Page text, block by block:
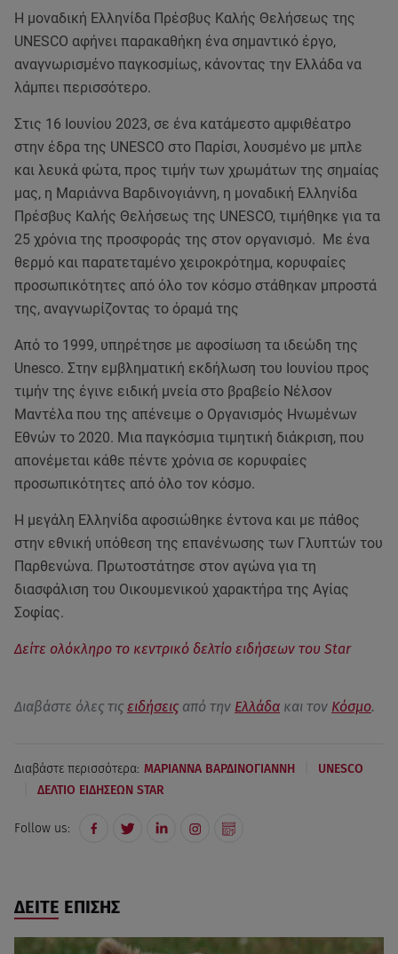
Η μοναδική Ελληνίδα Πρέσβυς Καλής Θελήσεως της
UNESCO αφήνει παρακαθήκη ένα σημαντικό έργο,
αναγνωρισμένο παγκοσμίως, κάνοντας την Ελλάδα να
λάμπει περισσότερο.
Στις 16 Ιουνίου 2023, σε ένα κατάμεστο αμφιθέατρο
στην έδρα της UNESCO στο Παρίσι, λουσμένο με μπλε
και λευκά φώτα, προς τιμήν των χρωμάτων της σημαίας
μας, η Μαριάννα Βαρδινογιάννη, η μοναδική Ελληνίδα
Πρέσβυς Καλής Θελήσεως της UNESCO, τιμήθηκε για τα
25 χρόνια της προσφοράς της στον οργανισμό. Με ένα
θερμό και παρατεταμένο χειροκρότημα, κορυφαίες
προσωπικότητες από όλο τον κόσμο στάθηκαν μπροστά
της, αναγνωρίζοντας το όραμά της
Από το 1999, υπηρέτησε με αφοσίωση τα ιδεώδη της
Unesco. Στην εμβληματική εκδήλωση του Ιουνίου προς
τιμήν της έγινε ειδική μνεία στο βραβείο Νέλσον
Μαντέλα που της απένειμε ο Οργανισμός Ηνωμένων
Εθνών το 2020. Μια παγκόσμια τιμητική διάκριση, που
απονέμεται κάθε πέντε χρόνια σε κορυφαίες
προσωπικότητες από όλο τον κόσμο.
Η μεγάλη Ελληνίδα αφοσιώθηκε έντονα και με πάθος
στην εθνική υπόθεση της επανένωσης των Γλυπτών του
Παρθενώνα. Πρωτοστάτησε στον αγώνα για τη
διασφάλιση του Οικουμενικού χαρακτήρα της Αγίας
Σοφίας.
Δείτε ολόκληρο το κεντρικό δελτίο ειδήσεων του Star
Διαβάστε όλες τις ειδήσεις από την Ελλάδα και τον Κόσμο.
Διαβάστε περισσότερα: ΜΑΡΙΑΝΝΑ ΒΑΡΔΙΝΟΓΙΑΝΝΗ UNESCO
ΔΕΛΤΙΟ ΕΙΔΗΣΕΩΝ STAR
Follow us:
ΔΕΙΤΕ ΕΠΙΣΗΣ